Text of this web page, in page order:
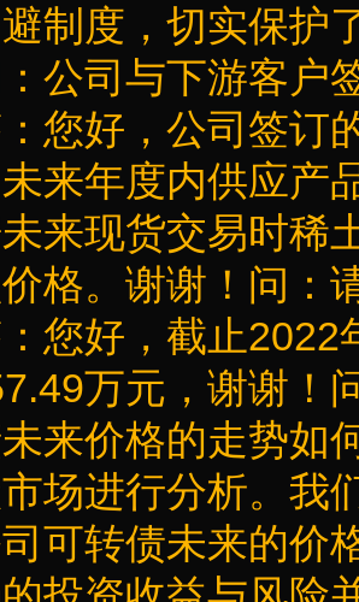
制度，切实保护
司与下游客户签
您好，公司签订
来年度内供应产
来现货交易时稀
格。谢谢！问：
您好，截止
万元，谢谢！
来价格的走势如
场进行分析。我
可转债未来的价